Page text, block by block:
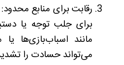
رقابت برای منابع
برای جلب توجه یا
مانند اسباب‌بازی‌ها
می‌تواند حسادت را